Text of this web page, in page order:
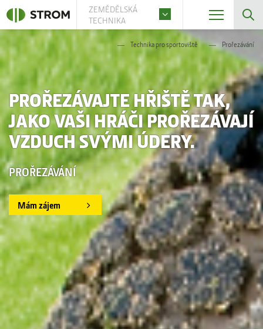
ZEMĚDĚLSKÁ
TECHNIKA
Technika pro sportoviště Prořezávání
PROŘEZÁVAJTE HŘIŠTĚ TAK,
JAKO VAŠI HRÁČI PROŘEZÁVAJÍ
VZDUCH SVÝMI ÚDERY.
PROŘEZÁVÁNÍ
Mám zájem